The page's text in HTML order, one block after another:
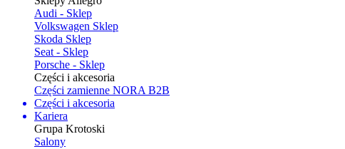
Audi - Sklep
Volkswagen Sklep
Skoda Sklep
Seat - Sklep
Porsche - Sklep
Części i akcesoria
Części zamienne NORA B2B
Części i akcesoria
Kariera
Grupa Krotoski
Salony